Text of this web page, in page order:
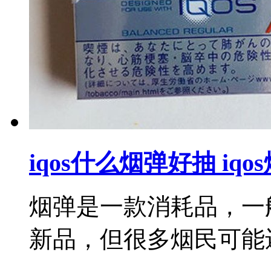
iqos什么烟弹好抽
烟弹是一款消耗品，
新品，但很多烟民可